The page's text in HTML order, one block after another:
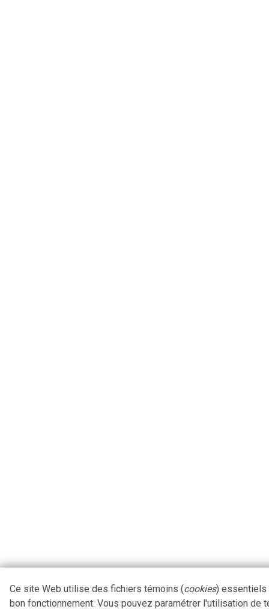
Ce site Web utilise des fichiers témoins (cookies) essentiels
bon fonctionnement. Vous pouvez paramétrer l'utilisation de